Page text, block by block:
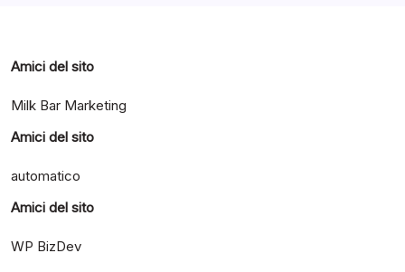
Amici del sito
Milk Bar Marketing
Amici del sito
automatico
Amici del sito
WP BizDev